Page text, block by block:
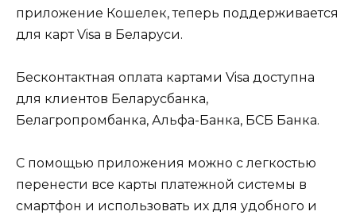
приложение Кошелек, теперь поддерживается
для карт Visa в Беларуси.
Бесконтактная оплата картами Visa доступна
для клиентов Беларусбанка,
Белагропромбанка, Альфа-Банка, БСБ Банка.
С помощью приложения можно с легкостью
перенести все карты платежной системы в
смартфон и использовать их для удобного и